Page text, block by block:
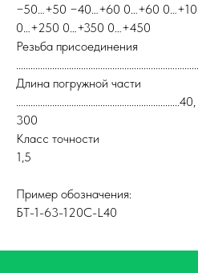
−50…+50 −40…+60 0…+60
0…+250 0…+350 0…+450
Резьба присоединения
Длина погружной части
300
Класс точности
1,5
Пример обозначения:
БТ-1-63-120С-L40